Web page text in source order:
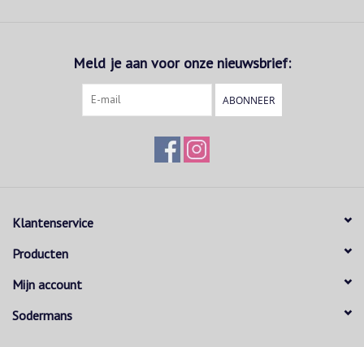
Meld je aan voor onze nieuwsbrief:
ABONNEER
Klantenservice
Producten
Mijn account
Sodermans